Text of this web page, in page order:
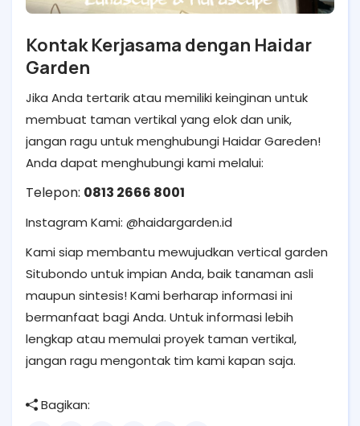
Kontak Kerjasama dengan Haidar
Garden
Jika Anda tertarik atau memiliki keinginan untuk
membuat taman vertikal yang elok dan unik,
jangan ragu untuk menghubungi Haidar Gareden!
Anda dapat menghubungi kami melalui:
Telepon: 0813 2666 8001
Instagram Kami: @haidargarden.id
Kami siap membantu mewujudkan vertical garden
Situbondo untuk impian Anda, baik tanaman asli
maupun sintesis! Kami berharap informasi ini
bermanfaat bagi Anda. Untuk informasi lebih
lengkap atau memulai proyek taman vertikal,
jangan ragu mengontak tim kami kapan saja.
Bagikan: